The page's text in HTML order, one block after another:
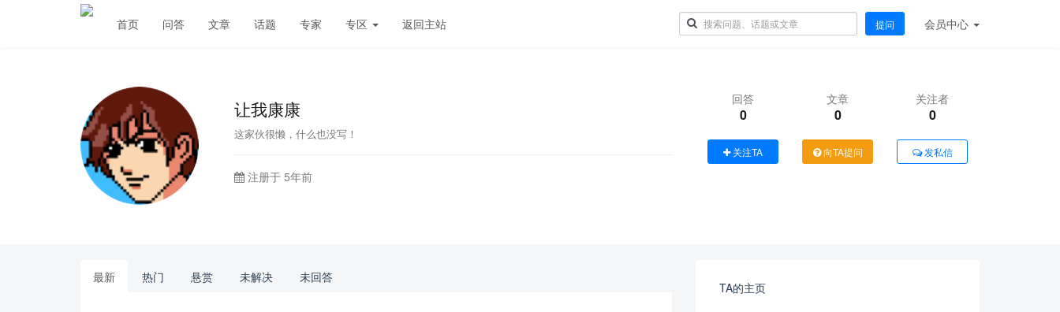
首页 问答 文章 话题 专家 专区 返回主站 提问 会员中心
让我康康
这家伙很懒，什么也没写！
注册于 5年前
回答
0
文章
0
关注者
0
关注TA 向TA提问 发私信
最新 热门 悬赏 未解决 未回答
TA的主页